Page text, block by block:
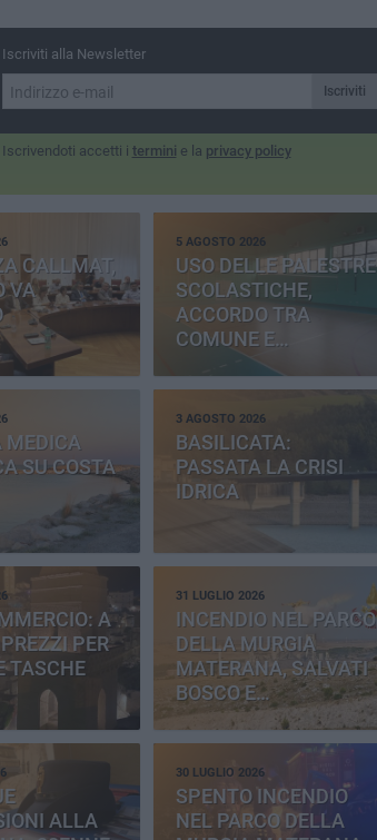
Iscriviti alla Newsletter
Iscriviti
Iscrivendoti accetti i termini e la privacy policy
CALLMAT,
VA
5 AGOSTO 2026
USO DELLE PALESTRE
SCOLASTICHE,
ACCORDO TRA
COMUNE E
PROVINCIA
MEDICA
SU COSTA
3 AGOSTO 2026
BASILICATA:
PASSATA LA CRISI
IDRICA
A
PER
TASCHE
31 LUGLIO 2026
INCENDIO NEL PARCO
DELLA MURGIA
MATERANA, SALVATI
BOSCO E
CEMENTERIA
ALLA
30 LUGLIO 2026
SPENTO INCENDIO
NEL PARCO DELLA